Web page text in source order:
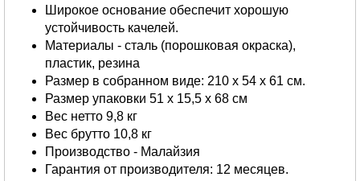
Широкое основание обеспечит хорошую
устойчивость качелей.
Материалы - сталь (порошковая окраска),
пластик, резина
Размер в собранном виде: 210 х 54 х 61 см.
Размер упаковки 51 х 15,5 х 68 см
Вес нетто 9,8 кг
Вес брутто 10,8 кг
Производство - Малайзия
Гарантия от производителя: 12 месяцев.